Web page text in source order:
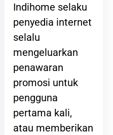
Indihome selaku
penyedia internet
selalu
mengeluarkan
penawaran
promosi untuk
pengguna
pertama kali,
atau memberikan